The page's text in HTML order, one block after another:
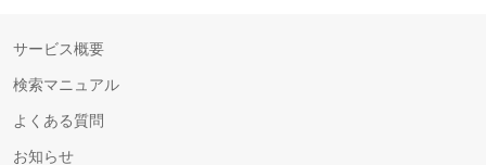
サービス概要
検索マニュアル
よくある質問
お知らせ